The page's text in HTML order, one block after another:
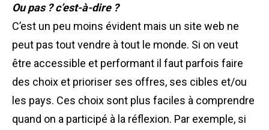
Ou pas ? c’est-à-dire ?
C’est un peu moins évident mais un site web ne
peut pas tout vendre à tout le monde. Si on veut
être accessible et performant il faut parfois faire
des choix et prioriser ses offres, ses cibles et/ou
les pays. Ces choix sont plus faciles à comprendre
quand on a participé à la réflexion. Par exemple, si